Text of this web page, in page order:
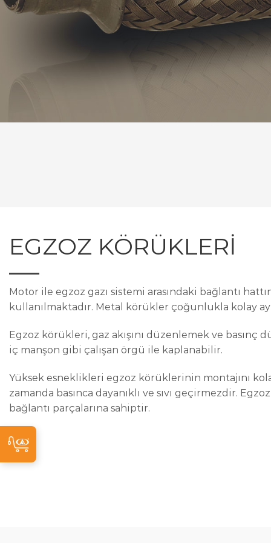
EGZOZ KÖRÜKLERİ
Motor ile egzoz gazı sistemi arasındaki bağlantı
kullanılmaktadır. Metal körükler çoğunlukla kolay
Egzoz körükleri, gaz akışını düzenlemek ve
iç manşon gibi çalışan örgü ile kaplanabilir.
Yüksek esneklikleri egzoz körüklerinin montajını
zamanda basınca dayanıklı ve sıvı geçirmezdir.
bağlantı parçalarına sahiptir.